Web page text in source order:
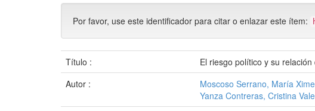
Por favor, use este identificador para citar o enlazar este ítem:
Título :
El riesgo político y su
Autor :
Moscoso Serrano, María
Yanza Contreras, Cristina